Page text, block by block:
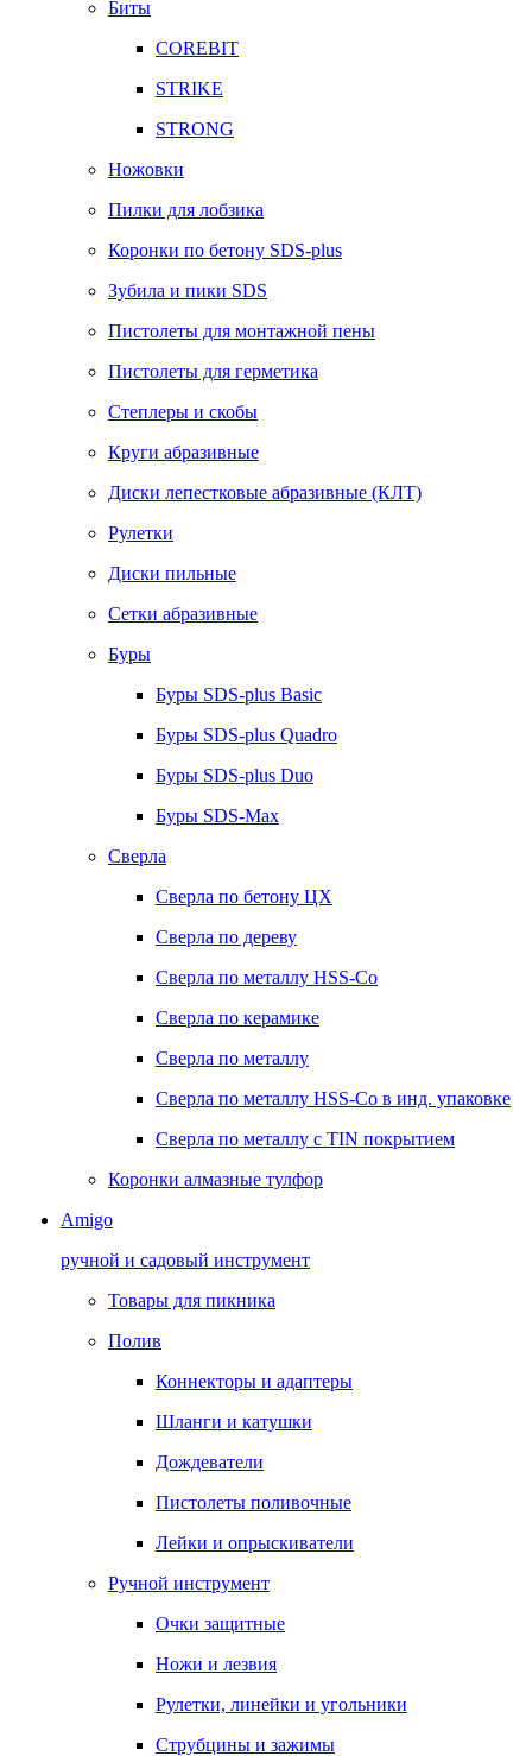
Биты
COREBIT
STRIKE
STRONG
Ножовки
Пилки для лобзика
Коронки по бетону SDS-plus
Зубила и пики SDS
Пистолеты для монтажной пены
Пистолеты для герметика
Степлеры и скобы
Круги абразивные
Диски лепестковые абразивные (КЛТ)
Рулетки
Диски пильные
Сетки абразивные
Буры
Буры SDS-plus Basic
Буры SDS-plus Quadro
Буры SDS-plus Duo
Буры SDS-Max
Сверла
Сверла по бетону ЦХ
Сверла по дереву
Сверла по металлу HSS-Co
Сверла по керамике
Сверла по металлу
Сверла по металлу HSS-Co в инд. упаковке
Сверла по металлу с TIN покрытием
Коронки алмазные тулфор
Amigo
ручной и садовый инструмент
Товары для пикника
Полив
Коннекторы и адаптеры
Шланги и катушки
Дождеватели
Пистолеты поливочные
Лейки и опрыскиватели
Ручной инструмент
Очки защитные
Ножи и лезвия
Рулетки, линейки и угольники
Струбцины и зажимы